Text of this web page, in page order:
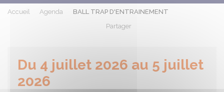
Accueil Agenda
BALL TRAP D'ENTRAINEMENT
Partager
Du 4 juillet 2026 au 5 juillet
2026